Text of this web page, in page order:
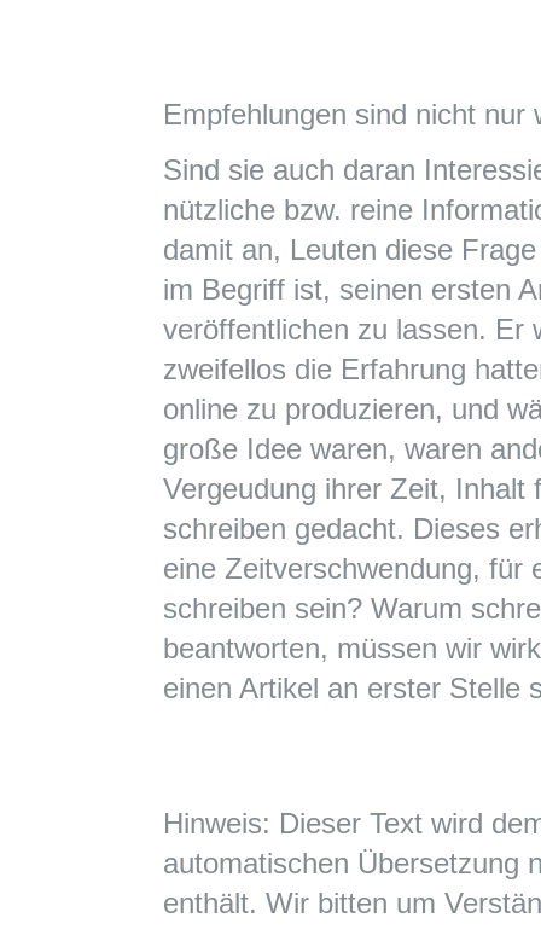
Empfehlungen sind nicht
Sind sie auch daran
nützliche bzw. reine
damit an, Leuten diese
im Begriff ist, seinen ersten
veröffentlichen zu lassen. Er
zweifellos die Erfahrung
online zu produzieren, und
große Idee waren, waren
Vergeudung ihrer Zeit, Inhalt
schreiben gedacht. Dieses
eine Zeitverschwendung, für
schreiben sein? Warum
beantworten, müssen wir
einen Artikel an erster Stelle
Hinweis: Dieser Text wird
automatischen Übersetzung
enthält. Wir bitten um